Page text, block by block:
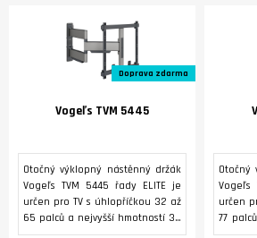
Doprava zdarma
Vogeľs TVM 5445
Otočný výklopný nástěnný držák
Vogeľs TVM 5445 řady ELITE je
určen pro TV s úhlopříčkou 32 až
65 palců a nejvyšší hmotností 35
kg. Umožňuje odsazení televizoru
Otočný
Vogeľs
určen
77
kg.